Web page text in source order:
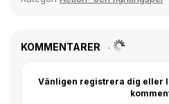
KOMMENTARER
Vänligen registrera dig eller